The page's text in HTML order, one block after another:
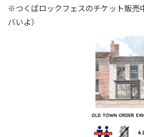
※つくばロックフェスのチケット販売
バいよ）